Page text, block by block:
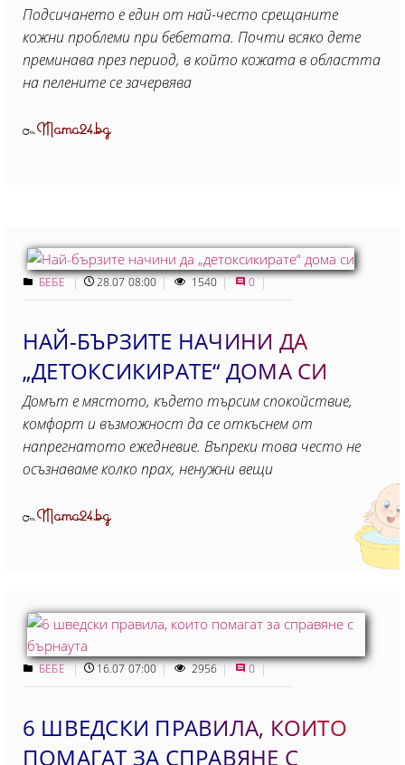
Подсичането е един от най-често срещаните
кожни проблеми при бебетата. Почти всяко дете
преминава през период, в който кожата в областта
на пелените се зачервява
ОтMama24.bg
БЕБЕ 28.07 08:00 1540 0
НАЙ-БЪРЗИТЕ НАЧИНИ ДА
„ДЕТОКСИКИРАТЕ“ ДОМА СИ
Домът е мястото, където търсим спокойствие,
комфорт и възможност да се откъснем от
напрегнатото ежедневие. Въпреки това често не
осъзнаваме колко прах, ненужни вещи
ОтMama24.bg
БЕБЕ 16.07 07:00 2956 0
6 ШВЕДСКИ ПРАВИЛА, КОИТО
ПОМАГАТ ЗА СПРАВЯНЕ С